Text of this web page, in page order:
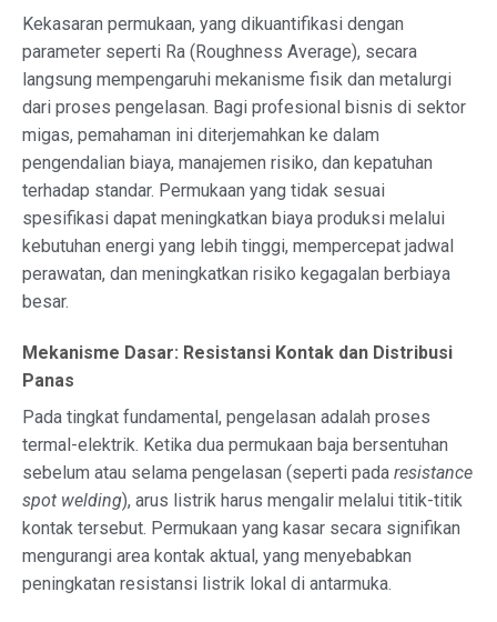
Kekasaran permukaan, yang dikuantifikasi dengan
parameter seperti Ra (Roughness Average), secara
langsung mempengaruhi mekanisme fisik dan metalurgi
dari proses pengelasan. Bagi profesional bisnis di sektor
migas, pemahaman ini diterjemahkan ke dalam
pengendalian biaya, manajemen risiko, dan kepatuhan
terhadap standar. Permukaan yang tidak sesuai
spesifikasi dapat meningkatkan biaya produksi melalui
kebutuhan energi yang lebih tinggi, mempercepat jadwal
perawatan, dan meningkatkan risiko kegagalan berbiaya
besar.
Mekanisme Dasar: Resistansi Kontak dan Distribusi
Panas
Pada tingkat fundamental, pengelasan adalah proses
termal-elektrik. Ketika dua permukaan baja bersentuhan
sebelum atau selama pengelasan (seperti pada resistance
spot welding), arus listrik harus mengalir melalui titik-titik
kontak tersebut. Permukaan yang kasar secara signifikan
mengurangi area kontak aktual, yang menyebabkan
peningkatan resistansi listrik lokal di antarmuka.